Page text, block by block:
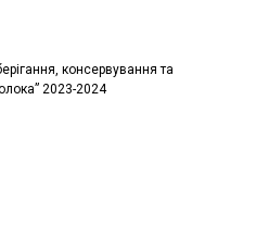
консервування та
2023-2024